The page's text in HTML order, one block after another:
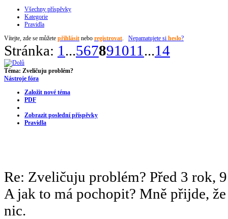
Všechny příspěvky
Kategorie
Pravidla
Vítejte, zde se můžete přihlásit nebo registrovat. Nepamatujete si heslo?
Stránka: 1 ...567891011 ...14
Téma: Zveličuju problém?
Nástroje fóra
Založit nové téma
PDF
Zobrazit poslední příspěvky
Pravidla
Re: Zveličuju problém? Před 3 rok,
A jak to má pochopit? Mně přijde,
nic.